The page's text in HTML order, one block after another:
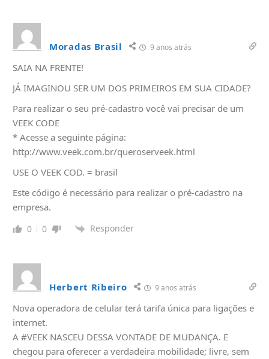
Moradas Brasil 9 anos atrás
SAIA NA FRENTE!
JÁ IMAGINOU SER UM DOS PRIMEIROS EM SUA CIDADE?
Para realizar o seu pré-cadastro você vai precisar de um
VEEK CODE
* Acesse a seguinte página:
http://www.veek.com.br/queroserveek.html
USE O VEEK COD. = brasil
Este código é necessário para realizar o pré-cadastro na
empresa.
0 0 Responder
Herbert Ribeiro 9 anos atrás
Nova operadora de celular terá tarifa única para ligações e
internet.
A #VEEK NASCEU DESSA VONTADE DE MUDANÇA. E
chegou para oferecer a verdadeira mobilidade; livre, sem